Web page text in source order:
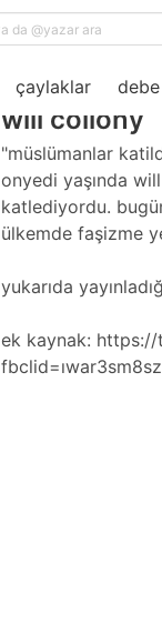
çaylaklar debe
sıralama
will collony
"müslümanlar
onyedi yaşında
katlediyordu.
ülkemde faşizme
yukarıda
ek kaynak: